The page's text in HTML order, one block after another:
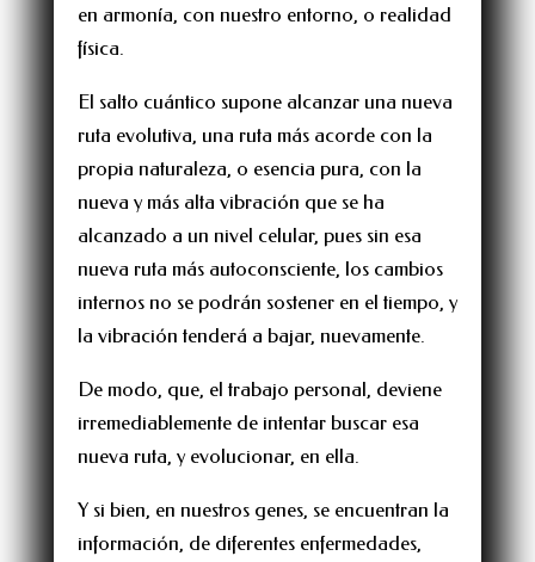
en armonía, con nuestro entorno, o realidad
física.
El salto cuántico supone alcanzar una nueva
ruta evolutiva, una ruta más acorde con la
propia naturaleza, o esencia pura, con la
nueva y más alta vibración que se ha
alcanzado a un nivel celular, pues sin esa
nueva ruta más autoconsciente, los cambios
internos no se podrán sostener en el tiempo, y
la vibración tenderá a bajar, nuevamente.
De modo, que, el trabajo personal, deviene
irremediablemente de intentar buscar esa
nueva ruta, y evolucionar, en ella.
Y si bien, en nuestros genes, se encuentran la
información, de diferentes enfermedades,